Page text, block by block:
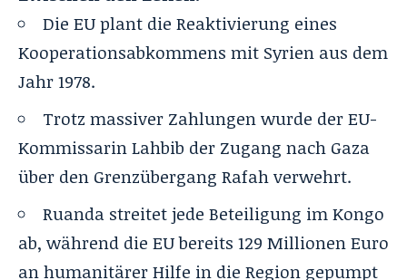
Die EU plant die Reaktivierung eines
Kooperationsabkommens mit Syrien aus dem
Jahr 1978.
Trotz massiver Zahlungen wurde der EU-
Kommissarin Lahbib der Zugang nach Gaza
über den Grenzübergang Rafah verwehrt.
Ruanda streitet jede Beteiligung im Kongo
ab, während die EU bereits 129 Millionen Euro
an humanitärer Hilfe in die Region gepumpt